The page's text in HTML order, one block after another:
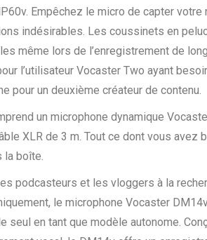
Empêchez le micro de capter votre
indésirables. Les coussinets en
même lors de l’enregistrement de
l’utilisateur Vocaster Two ayant
pour un deuxième créateur de contenu.
un microphone dynamique
XLR de 3 m. Tout ce dont vous avez
la boîte.
podcasteurs et les vloggers à la
le microphone Vocaster
en tant que modèle autonome.